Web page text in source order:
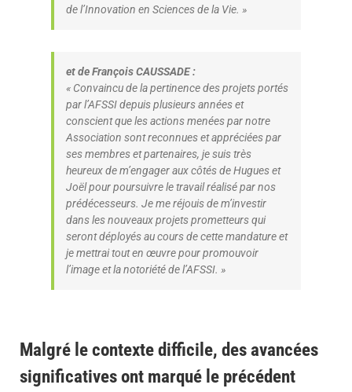
de l’Innovation en Sciences de la Vie. »
et de François CAUSSADE :
« Convaincu de la pertinence des projets portés
par l’AFSSI depuis plusieurs années et
conscient que les actions menées par notre
Association sont reconnues et appréciées par
ses membres et partenaires, je suis très
heureux de m’engager aux côtés de Hugues et
Joël pour poursuivre le travail réalisé par nos
prédécesseurs. Je me réjouis de m’investir
dans les nouveaux projets prometteurs qui
seront déployés au cours de cette mandature et
je mettrai tout en œuvre pour promouvoir
l’image et la notoriété de l’AFSSI. »
Malgré le contexte difficile, des avancées
significatives ont marqué le précédent